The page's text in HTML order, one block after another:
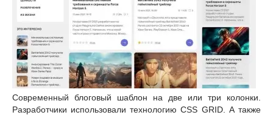
Современный блоговый шаблон на две или три колонки.
Разработчики использовали технологию CSS GRID. А также